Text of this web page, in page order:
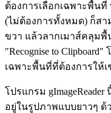
ต้องการเลือกเฉพาะพื้น
(ไม่ต้องการทั้งหมด) ก็สา
ขวา แล้วลากเมาส์คลุม
"Recognise to
เฉพาะพื้นที่ที่ต้องการให้
โปรแกรม
อยู่ในรูปภาพแบบยาวๆ